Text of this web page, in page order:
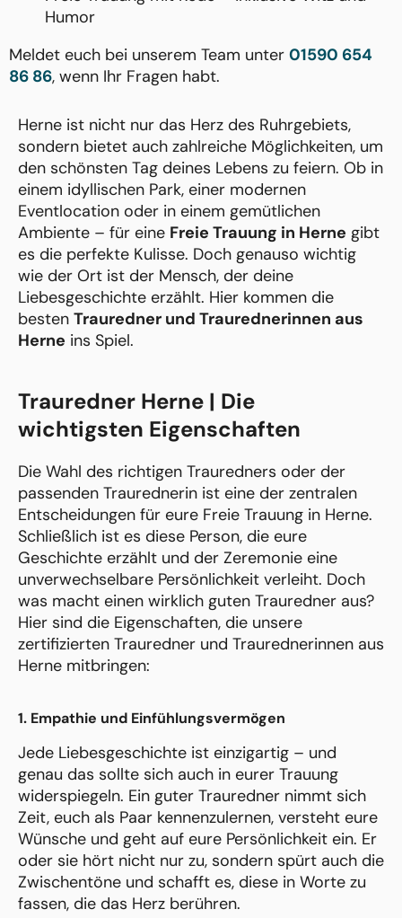
Humor
Meldet euch bei unserem Team unter 01590 654
86 86, wenn Ihr Fragen habt.
Herne ist nicht nur das Herz des Ruhrgebiets,
sondern bietet auch zahlreiche Möglichkeiten, um
den schönsten Tag deines Lebens zu feiern. Ob in
einem idyllischen Park, einer modernen
Eventlocation oder in einem gemütlichen
Ambiente – für eine Freie Trauung in Herne gibt
es die perfekte Kulisse. Doch genauso wichtig
wie der Ort ist der Mensch, der deine
Liebesgeschichte erzählt. Hier kommen die
besten Trauredner und Traurednerinnen aus
Herne ins Spiel.
Trauredner Herne | Die
wichtigsten Eigenschaften
Die Wahl des richtigen Trauredners oder der
passenden Traurednerin ist eine der zentralen
Entscheidungen für eure Freie Trauung in Herne.
Schließlich ist es diese Person, die eure
Geschichte erzählt und der Zeremonie eine
unverwechselbare Persönlichkeit verleiht. Doch
was macht einen wirklich guten Trauredner aus?
Hier sind die Eigenschaften, die unsere
zertifizierten Trauredner und Traurednerinnen aus
Herne mitbringen:
1. Empathie und Einfühlungsvermögen
Jede Liebesgeschichte ist einzigartig – und
genau das sollte sich auch in eurer Trauung
widerspiegeln. Ein guter Trauredner nimmt sich
Zeit, euch als Paar kennenzulernen, versteht eure
Wünsche und geht auf eure Persönlichkeit ein. Er
oder sie hört nicht nur zu, sondern spürt auch die
Zwischentöne und schafft es, diese in Worte zu
fassen, die das Herz berühren.